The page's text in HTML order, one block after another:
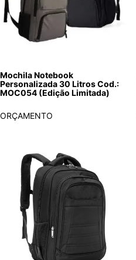
Mochila Notebook
Personalizada 30 Litros Cod.:
MOC054 (Edição Limitada)
ORÇAMENTO